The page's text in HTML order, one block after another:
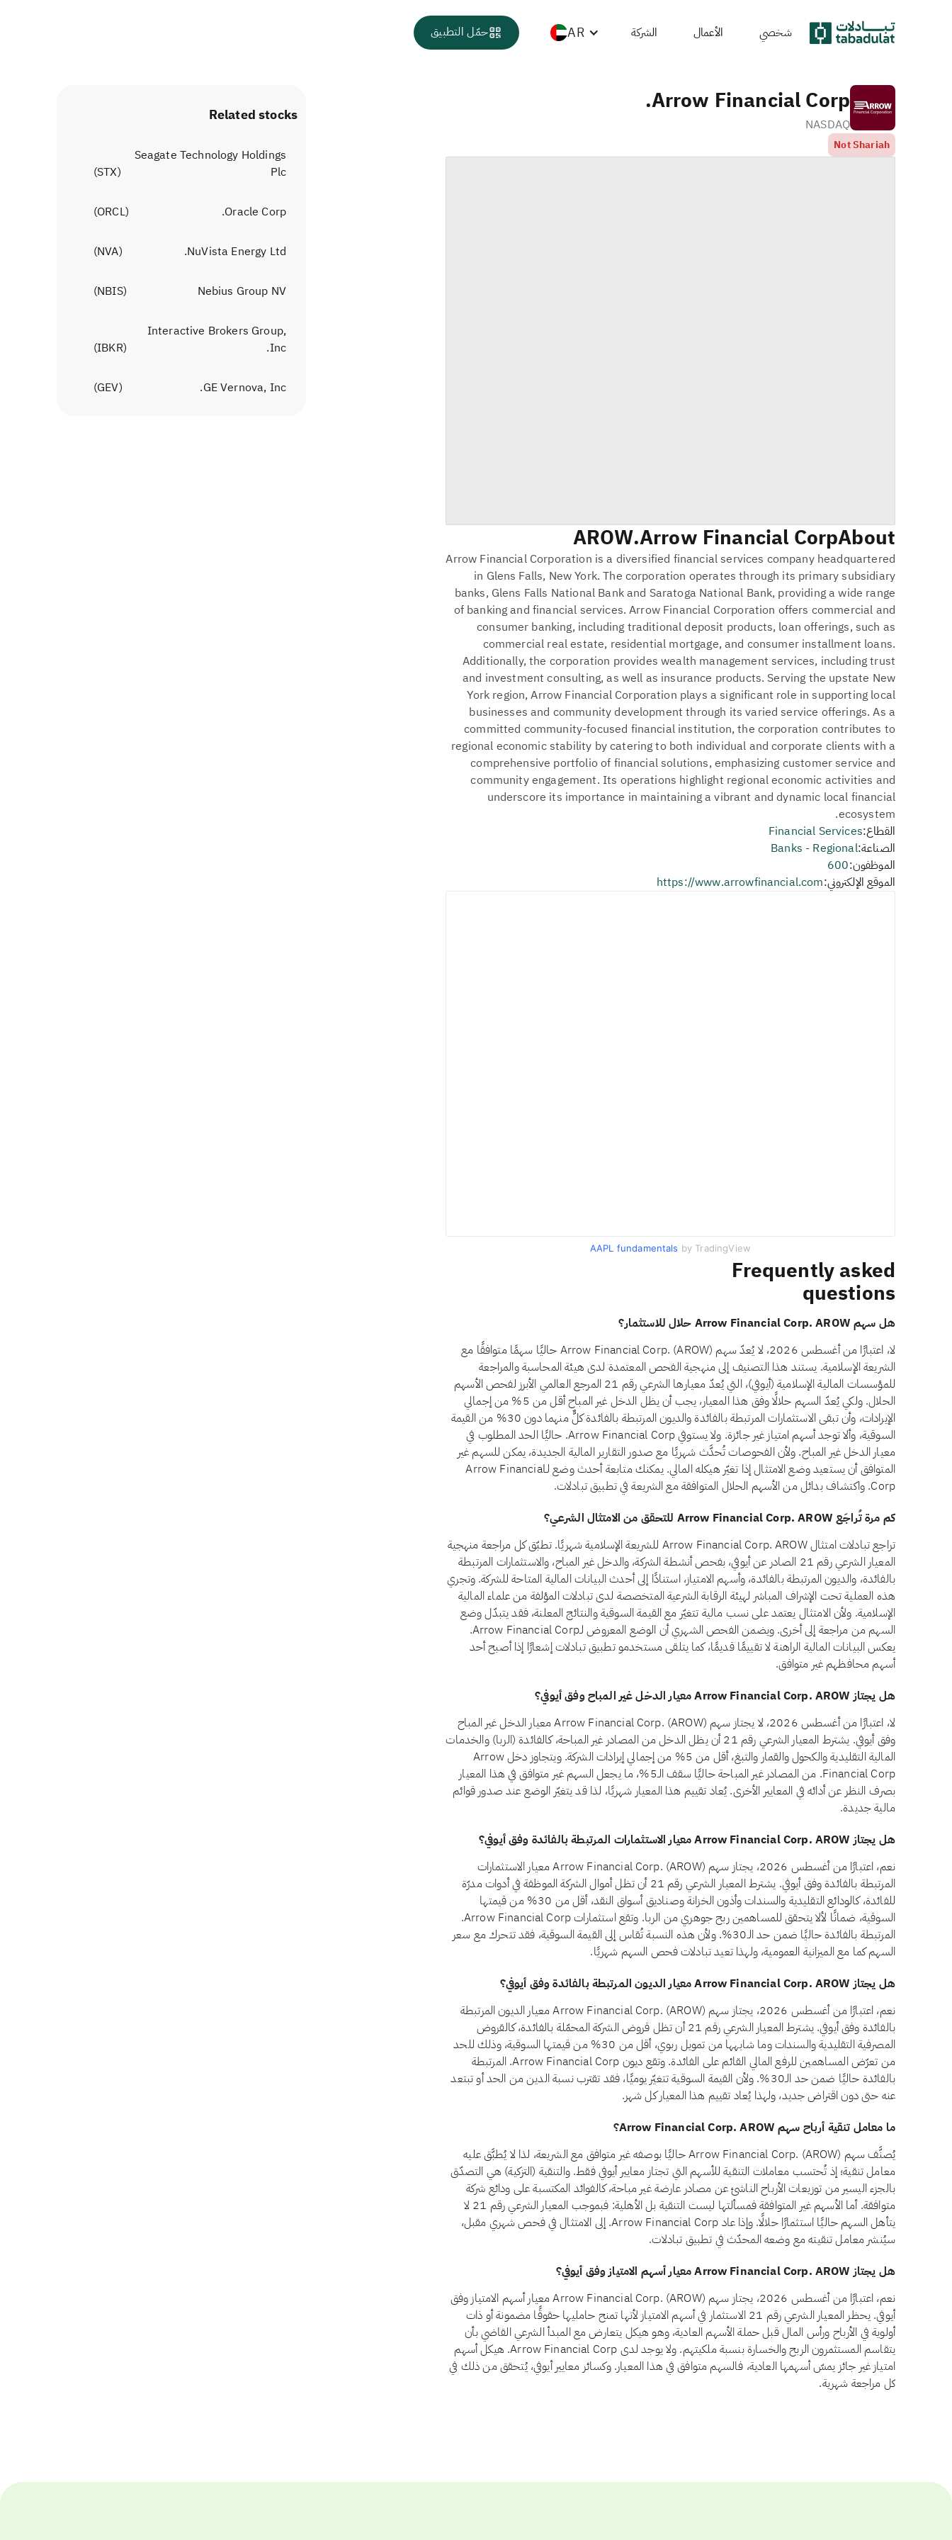
شخصي الأعمال الشركة AR حمّل التطبيق
Arrow Financial Corp.
NASDAQ
Not Shariah
About
Arrow Financial Corp.
AROW
Arrow Financial Corporation is a diversified financial services company headquartered
in Glens Falls, New York. The corporation operates through its primary subsidiary
banks, Glens Falls National Bank and Saratoga National Bank, providing a wide range
of banking and financial services. Arrow Financial Corporation offers commercial and
consumer banking, including traditional deposit products, loan offerings, such as
commercial real estate, residential mortgage, and consumer installment loans.
Additionally, the corporation provides wealth management services, including trust
and investment consulting, as well as insurance products. Serving the upstate New
York region, Arrow Financial Corporation plays a significant role in supporting local
businesses and community development through its varied service offerings. As a
committed community-focused financial institution, the corporation contributes to
regional economic stability by catering to both individual and corporate clients with a
comprehensive portfolio of financial solutions, emphasizing customer service and
community engagement. Its operations highlight regional economic activities and
underscore its importance in maintaining a vibrant and dynamic local financial
ecosystem.
القطاع:Financial Services
الصناعة:Banks - Regional
الموظفون:600
الموقع الإلكتروني:https://www.arrowfinancial.com
AAPL fundamentals by TradingView
Frequently asked
questions
هل سهم Arrow Financial Corp. AROW حلال للاستثمار؟
لا، اعتبارًا من أغسطس 2026، لا يُعدّ سهم Arrow Financial Corp. (AROW) حاليًا سهمًا متوافقًا مع
الشريعة الإسلامية. يستند هذا التصنيف إلى منهجية الفحص المعتمدة لدى هيئة المحاسبة والمراجعة
للمؤسسات المالية الإسلامية (أيوفي)، التي يُعدّ معيارها الشرعي رقم 21 المرجع العالمي الأبرز لفحص الأسهم
الحلال. ولكي يُعدّ السهم حلالًا وفق هذا المعيار، يجب أن يظل الدخل غير المباح أقل من 5% من إجمالي
الإيرادات، وأن تبقى الاستثمارات المرتبطة بالفائدة والديون المرتبطة بالفائدة كلٌّ منهما دون 30% من القيمة
السوقية، وألا توجد أسهم امتياز غير جائزة. ولا يستوفي Arrow Financial Corp. حاليًا الحد المطلوب في
معيار الدخل غير المباح. ولأن الفحوصات تُحدَّث شهريًا مع صدور التقارير المالية الجديدة، يمكن للسهم غير
المتوافق أن يستعيد وضع الامتثال إذا تغيّر هيكله المالي. يمكنك متابعة أحدث وضع لـArrow Financial
Corp. واكتشاف بدائل من الأسهم الحلال المتوافقة مع الشريعة في تطبيق تبادلات.
كم مرة تُراجَع Arrow Financial Corp. AROW للتحقق من الامتثال الشرعي؟
تراجع تبادلات امتثال Arrow Financial Corp. AROW للشريعة الإسلامية شهريًا. تطبّق كل مراجعة منهجية
المعيار الشرعي رقم 21 الصادر عن أيوفي، بفحص أنشطة الشركة، والدخل غير المباح، والاستثمارات المرتبطة
بالفائدة، والديون المرتبطة بالفائدة، وأسهم الامتياز، استنادًا إلى أحدث البيانات المالية المتاحة للشركة. وتجري
هذه العملية تحت الإشراف المباشر لهيئة الرقابة الشرعية المتخصصة لدى تبادلات المؤلفة من علماء المالية
الإسلامية. ولأن الامتثال يعتمد على نسب مالية تتغيّر مع القيمة السوقية والنتائج المعلنة، فقد يتبدّل وضع
السهم من مراجعة إلى أخرى. ويضمن الفحص الشهري أن الوضع المعروض لـArrow Financial Corp.
يعكس البيانات المالية الراهنة لا تقييمًا قديمًا، كما يتلقى مستخدمو تطبيق تبادلات إشعارًا إذا أصبح أحد
أسهم محافظهم غير متوافق.
هل يجتاز Arrow Financial Corp. AROW معيار الدخل غير المباح وفق أيوفي؟
لا، اعتبارًا من أغسطس 2026، لا يجتاز سهم Arrow Financial Corp. (AROW) معيار الدخل غير المباح
وفق أيوفي. يشترط المعيار الشرعي رقم 21 أن يظل الدخل من المصادر غير المباحة، كالفائدة (الربا) والخدمات
المالية التقليدية والكحول والقمار والتبغ، أقل من 5% من إجمالي إيرادات الشركة. ويتجاوز دخل Arrow
Financial Corp. من المصادر غير المباحة حاليًا سقف الـ5%، ما يجعل السهم غير متوافق في هذا المعيار
بصرف النظر عن أدائه في المعايير الأخرى. يُعاد تقييم هذا المعيار شهريًا، لذا قد يتغيّر الوضع عند صدور قوائم
مالية جديدة.
هل يجتاز Arrow Financial Corp. AROW معيار الاستثمارات المرتبطة بالفائدة وفق أيوفي؟
نعم، اعتبارًا من أغسطس 2026، يجتاز سهم Arrow Financial Corp. (AROW) معيار الاستثمارات
المرتبطة بالفائدة وفق أيوفي. يشترط المعيار الشرعي رقم 21 أن تظل أموال الشركة الموظفة في أدوات مدرّة
للفائدة، كالودائع التقليدية والسندات وأذون الخزانة وصناديق أسواق النقد، أقل من 30% من قيمتها
السوقية، ضمانًا لألا يتحقق للمساهمين ربح جوهري من الربا. وتقع استثمارات Arrow Financial Corp.
المرتبطة بالفائدة حاليًا ضمن حد الـ30%. ولأن هذه النسبة تُقاس إلى القيمة السوقية، فقد تتحرك مع سعر
السهم كما مع الميزانية العمومية، ولهذا تعيد تبادلات فحص السهم شهريًا.
هل يجتاز Arrow Financial Corp. AROW معيار الديون المرتبطة بالفائدة وفق أيوفي؟
نعم، اعتبارًا من أغسطس 2026، يجتاز سهم Arrow Financial Corp. (AROW) معيار الديون المرتبطة
بالفائدة وفق أيوفي. يشترط المعيار الشرعي رقم 21 أن تظل قروض الشركة المحمّلة بالفائدة، كالقروض
المصرفية التقليدية والسندات وما شابهها من تمويل ربوي، أقل من 30% من قيمتها السوقية، وذلك للحد
من تعرّض المساهمين للرفع المالي القائم على الفائدة. وتقع ديون Arrow Financial Corp. المرتبطة
بالفائدة حاليًا ضمن حد الـ30%. ولأن القيمة السوقية تتغيّر يوميًا، فقد تقترب نسبة الدين من الحد أو تبتعد
عنه حتى دون اقتراض جديد، ولهذا يُعاد تقييم هذا المعيار كل شهر.
ما معامل تنقية أرباح سهم Arrow Financial Corp. AROW؟
يُصنَّف سهم Arrow Financial Corp. (AROW) حاليًا بوصفه غير متوافق مع الشريعة، لذا لا يُطبَّق عليه
معامل تنقية؛ إذ تُحتسب معاملات التنقية للأسهم التي تجتاز معايير أيوفي فقط. والتنقية (التزكية) هي التصدّق
بالجزء اليسير من توزيعات الأرباح الناشئ عن مصادر عارضة غير مباحة، كالفوائد المكتسبة على ودائع شركة
متوافقة. أما الأسهم غير المتوافقة فمسألتها ليست التنقية بل الأهلية: فبموجب المعيار الشرعي رقم 21 لا
يتأهل السهم حاليًا استثمارًا حلالًا. وإذا عاد Arrow Financial Corp. إلى الامتثال في فحص شهري مقبل،
سيُنشر معامل تنقيته مع وضعه المحدّث في تطبيق تبادلات.
هل يجتاز Arrow Financial Corp. AROW معيار أسهم الامتياز وفق أيوفي؟
نعم، اعتبارًا من أغسطس 2026، يجتاز سهم Arrow Financial Corp. (AROW) معيار أسهم الامتياز وفق
أيوفي. يحظر المعيار الشرعي رقم 21 الاستثمار في أسهم الامتياز لأنها تمنح حامليها حقوقًا مضمونة أو ذات
أولوية في الأرباح ورأس المال قبل حملة الأسهم العادية، وهو هيكل يتعارض مع المبدأ الشرعي القاضي بأن
يتقاسم المستثمرون الربح والخسارة بنسبة ملكيتهم. ولا يوجد لدى Arrow Financial Corp. هيكل أسهم
امتياز غير جائز يمسّ أسهمها العادية، فالسهم متوافق في هذا المعيار. وكسائر معايير أيوفي، يُتحقق من ذلك في
كل مراجعة شهرية.
Related stocks
Seagate Technology Holdings
Plc
(
STX
)
Oracle Corp.
(
ORCL
)
NuVista Energy Ltd.
(
NVA
)
Nebius Group NV
(
NBIS
)
Interactive Brokers Group,
Inc.
(
IBKR
)
GE Vernova, Inc.
(
GEV
)